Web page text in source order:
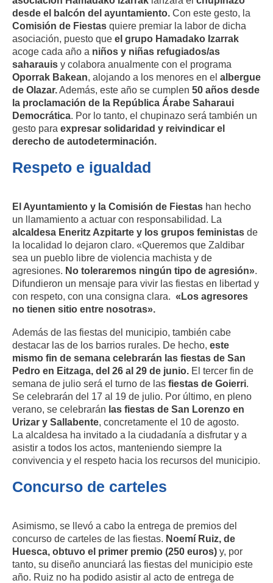
desde el balcón del ayuntamiento. Con este gesto, la
Comisión de Fiestas quiere premiar la labor de dicha
asociación, puesto que el grupo Hamadako Izarrak
acoge cada año a niños y niñas refugiados/as
saharauis y colabora anualmente con el programa
Oporrak Bakean, alojando a los menores en el albergue
de Olazar.Además, este año se cumplen 50 años desde
la proclamación de la República Árabe Saharaui
Democrática. Por lo tanto, el chupinazo será también un
gesto para expresar solidaridad y reivindicar el
derecho de autodeterminación.
Respeto e igualdad
El Ayuntamiento y la Comisión de Fiestas han hecho
un llamamiento a actuar con responsabilidad. La
alcaldesa Eneritz Azpitarte y los grupos feministas de
la localidad lo dejaron claro. «Queremos que Zaldibar
sea un pueblo libre de violencia machista y de
agresiones. No toleraremos ningún tipo de agresión».
Difundieron un mensaje para vivir las fiestas en libertad y
con respeto, con una consigna clara. «Los agresores
no tienen sitio entre nosotras».
Además de las fiestas del municipio, también cabe
destacar las de los barrios rurales. De hecho, este
mismo fin de semana celebrarán las fiestas de San
Pedro en Eitzaga, del 26 al 29 de junio. El tercer fin de
semana de julio será el turno de las fiestas de Goierri
Se celebrarán del 17 al 19 de julio. Por último, en pleno
verano, se celebrarán las fiestas de San Lorenzo en
Urizar y Sallabente , concretamente el 10 de agosto.
La alcaldesa ha invitado a la ciudadanía a disfrutar y a
asistir a todos los actos, manteniendo siempre la
convivencia y el respeto hacia los recursos del municipio.
Concurso de carteles
Asimismo, se llevó a cabo la entrega de premios del
concurso de carteles de las fiestas. Noemí Ruiz, de
Huesca, obtuvo el primer premio (250 euros) y, por
tanto, su diseño anunciará las fiestas del municipio este
año. Ruiz no ha podido asistir al acto de entrega de